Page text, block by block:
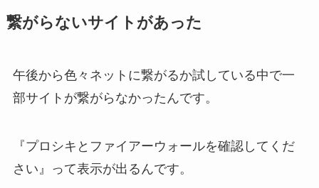
繋がらないサイトがあった
午後から色々ネットに繋がるか試している中で一
部サイトが繋がらなかったんです。
『プロシキとファイアーウォールを確認してくだ
さい』って表示が出るんです。